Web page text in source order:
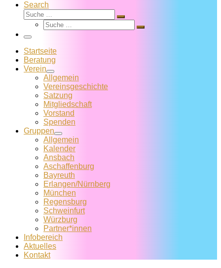
Search
Suche
Suche
Suche
Suche
Menü
Startseite
Beratung
Verein
Allgemein
Vereins­geschichte
Satzung
Mitglied­schaft
Vorstand
Spenden
Gruppen
Allgemein
Kalender
Ansbach
Aschaffenburg
Bayreuth
Erlangen/Nürnberg
München
Regensburg
Schweinfurt
Würzburg
Partner*innen
Infobereich
Aktuelles
Kontakt